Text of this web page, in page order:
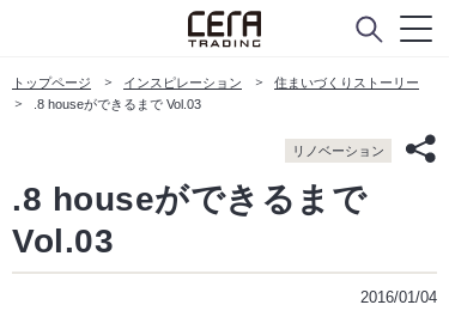
トップページ インスピレーション
住まいづくりストーリー
.8 houseができるまで Vol.03
リノベーション
.8 houseができるまで
Vol.03
2016/01/04